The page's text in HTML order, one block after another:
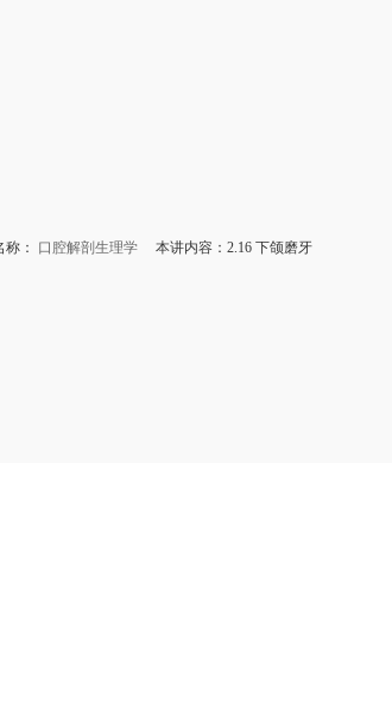
： 口腔解剖生理学 本讲内容：2.16 下颌磨牙